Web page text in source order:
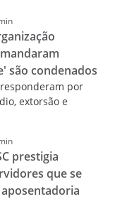
são condenados
por
extorsão e
prestigia
que se